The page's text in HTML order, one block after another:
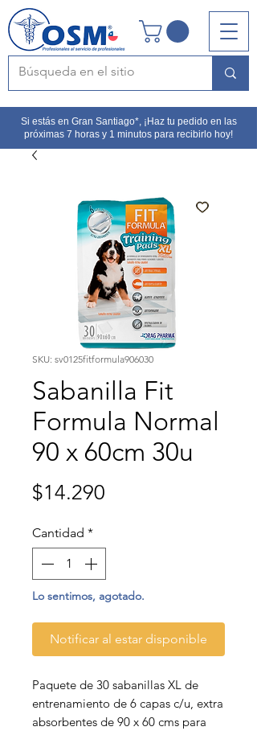
Si estás en Gran Santiago*, ¡Haz tu pedido en las
próximas 7 horas y 1 minutos para recibirlo hoy!
SKU: sv0125fitformula906030
Sabanilla Fit
Formula Normal
90 x 60cm 30u
$14.290
Cantidad *
Lo sentimos, agotado.
Notificar al estar disponible
Paquete de 30 sabanillas XL de
entrenamiento de 6 capas c/u, extra
absorbentes de 90 x 60 cms para